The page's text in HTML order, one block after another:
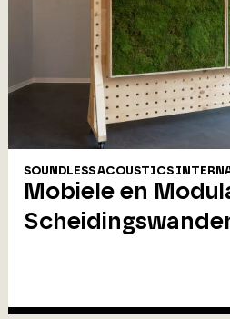
SOUNDLESS ACOUSTICS
Mobiele en